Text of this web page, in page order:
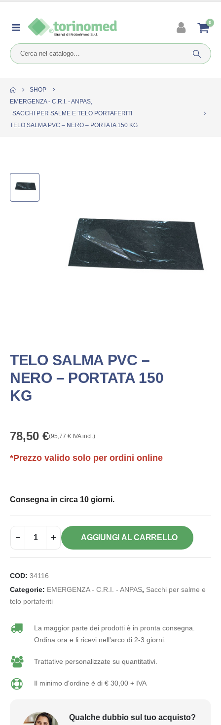
0
SHOP
EMERGENZA - C.R.I. - ANPAS,
SACCHI PER SALME E TELO PORTAFERITI
TELO SALMA PVC – NERO – PORTATA 150 KG
TELO SALMA PVC –
NERO – PORTATA 150
KG
78,50 €(95,77 € IVA incl.)
*Prezzo valido solo per ordini online
Consegna in circa 10 giorni.
AGGIUNGI AL CARRELLO
COD: 34116
Categorie: EMERGENZA - C.R.I. - ANPAS, Sacchi per salme e
telo portaferiti
La maggior parte dei prodotti è in pronta consegna.
Ordina ora e li ricevi nell'arco di 2-3 giorni.
Trattative personalizzate su quantitativi.
Il minimo d'ordine è di € 30,00 + IVA
Qualche dubbio sul tuo acquisto?